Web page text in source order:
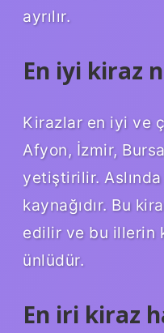
ayrılır.
En iyi kiraz
Kirazlar en iyi ve
Afyon, İzmir,
yetiştirilir.
kaynağıdır. Bu
edilir ve bu illerin
ünlüdür.
En iri kiraz